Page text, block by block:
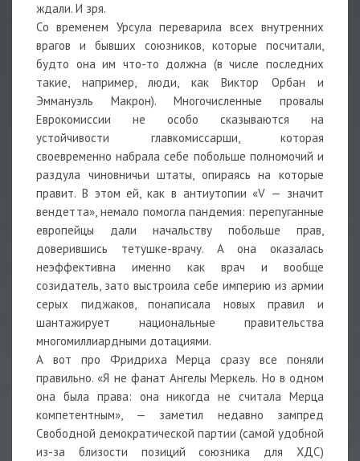
ждали. И зря.
Со временем Урсула переварила всех внутренних
врагов и бывших союзников, которые посчитали,
будто она им что-то должна (в числе последних
такие, например, люди, как Виктор Орбан и
Эммануэль Макрон). Многочисленные провалы
Еврокомиссии не особо сказываются на
устойчивости главкомиссарши, которая
своевременно набрала себе побольше полномочий и
раздула чиновничьи штаты, опираясь на которые
правит. В этом ей, как в антиутопии «V — значит
вендетта», немало помогла пандемия: перепуганные
европейцы дали начальству побольше прав,
доверившись тетушке-врачу. А она оказалась
неэффективна именно как врач и вообще
созидатель, зато выстроила себе империю из армии
серых пиджаков, понаписала новых правил и
шантажирует национальные правительства
многомиллиардными дотациями.
А вот про Фридриха Мерца сразу все поняли
правильно. «Я не фанат Ангелы Меркель. Но в одном
она была права: она никогда не считала Мерца
компетентным», — заметил недавно зампред
Свободной демократической партии (самой удобной
из-за близости позиций союзника для ХДС)